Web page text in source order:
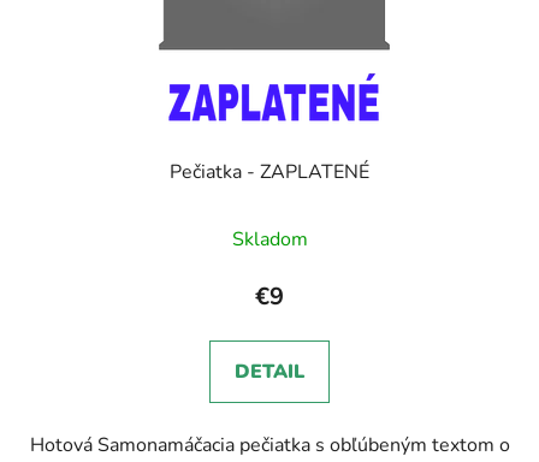
Pečiatka - ZAPLATENÉ
hodnotenie
produktu
5,0
z
hviezdičiek.
Skladom
€9
DETAIL
Hotová Samonamáčacia pečiatka s obľúbeným textom o